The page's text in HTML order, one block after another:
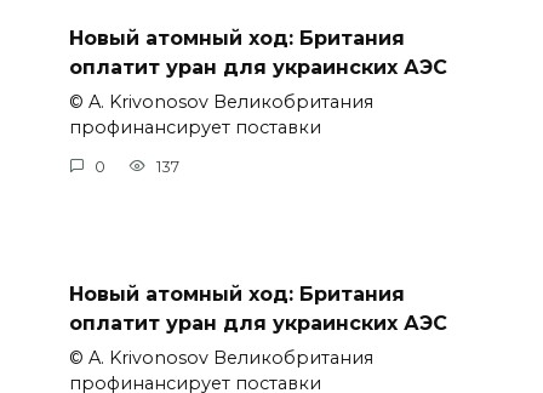
Новый атомный ход: Британия
оплатит уран для украинских АЭС
© A. Krivonosov Великобритания
профинансирует поставки
0 137
Новый атомный ход: Британия
оплатит уран для украинских АЭС
© A. Krivonosov Великобритания
профинансирует поставки